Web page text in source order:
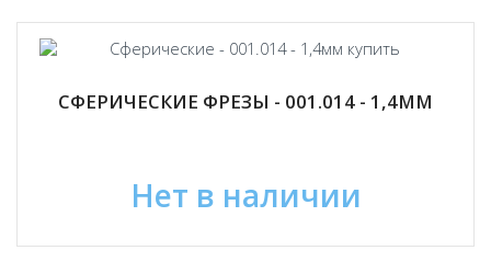
СФЕРИЧЕСКИЕ ФРЕЗЫ - 001.014 - 1,4ММ
Нет в наличии